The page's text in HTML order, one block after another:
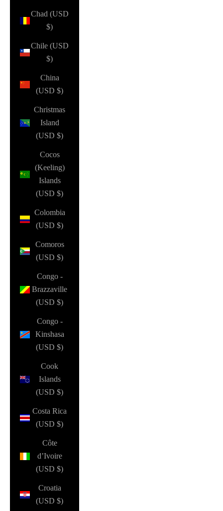
Chad (USD
$)
Chile (USD
$)
China
(USD $)
Christmas
Island
(USD $)
Cocos
(Keeling)
Islands
(USD $)
Colombia
(USD $)
Comoros
(USD $)
Congo -
Brazzaville
(USD $)
Congo -
Kinshasa
(USD $)
Cook
Islands
(USD $)
Costa Rica
(USD $)
Côte
d’Ivoire
(USD $)
Croatia
(USD $)